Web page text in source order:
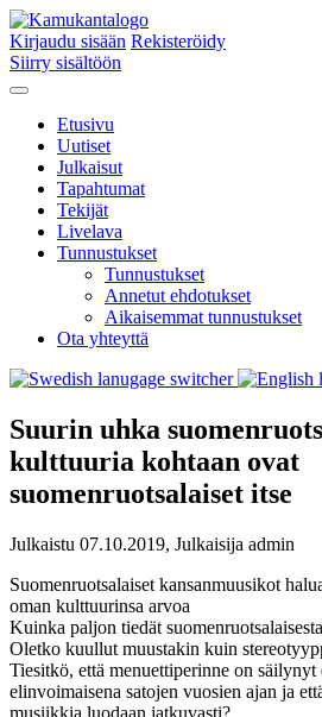
Kirjaudu sisään Rekisteröidy
Siirry sisältöön
Etusivu
Uutiset
Julkaisut
Tapahtumat
Tekijät
Livelava
Tunnustukset
Tunnustukset
Annetut ehdotukset
Aikaisemmat tunnustukset
Ota yhteyttä
Suurin uhka
kulttuuria kohtaan ovat
suomenruotsalaiset itse
Julkaistu 07.10.2019, Julkaisija admin
Suomenruotsalaiset kansanmuusikot
oman kulttuurinsa arvoa
Kuinka paljon tiedät
Oletko kuullut muustakin kuin
Tiesitkö, että menuettiperinne on säilynyt
elinvoimaisena satojen vuosien ajan ja
musiikkia luodaan jatkuvasti?